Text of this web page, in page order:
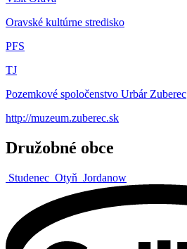
Oravské kultúrne stredisko
PFS
TJ
Pozemkové spoločenstvo Urbár Zuberec
http://muzeum.zuberec.sk
Družobné obce
Studenec Otyň Jordanow